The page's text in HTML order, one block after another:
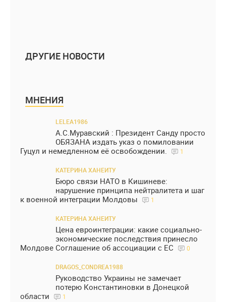
ДРУГИЕ НОВОСТИ
МНЕНИЯ
LELEA1986
А.С.Муравский : Президент Санду просто
ОБЯЗАНА издать указ о помиловании
Гуцул и немедленном её освобождении.
1
КАТЕРИНА ХАНЕИТУ
Бюро связи НАТО в Кишиневе:
нарушение принципа нейтралитета и шаг
к военной интеграции Молдовы
1
КАТЕРИНА ХАНЕИТУ
Цена евроинтеграции: какие социально-
экономические последствия принесло
Молдове Соглашение об ассоциации с ЕС
0
DRAGOS_CONDREA1988
Руководство Украины не замечает
потерю Константиновки в Донецкой
области
1